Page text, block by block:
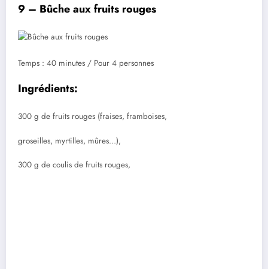
9 – Bûche aux fruits rouges
Temps : 40 minutes / Pour 4 personnes
Ingrédients:
300 g de fruits rouges (fraises, framboises,
groseilles, myrtilles, mûres…),
300 g de coulis de fruits rouges,